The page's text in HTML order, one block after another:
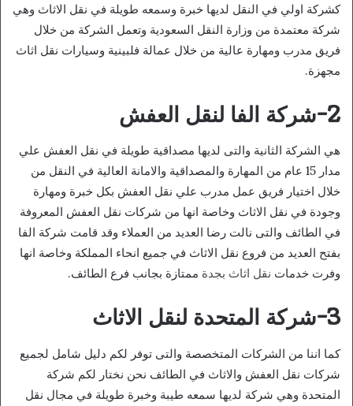
كشركة اولي في النقل لديها خبرة وسمعه طويلة في نقل الاثاث وهي
شركة معتمدة من وزارة النقل السعودية وتعمل الشركة من خلال
فريق مدرب ومهارة عالية من خلال عمالة فلبينية وسيارات نقل اثاث
مجهزة.
2-شركة الفا لنقل العفش
هي الشركة الثانية والتى لديها مصداقية طويلة في نقل العفش علي
مدار 15 عام من المهارة والمصداقية والامانة العالية في النقل من
خلال اختيار فريق عمل مدرب علي نقل العفش بكل خبرة ومهارة
وجودة في نقل الاثاث وخاصة انها من شركات نقل العفش المعروفة
في الطائف والتى نالت رضا العديد من العملاء وقد قامت شركة الفا
بفتح العديد من فروع نقل الاثاث في جميع انحاء المملكة وخاصة انها
وفرت خدمات نقل اثاث بجدة ممتازة بجانب فرع الطائف.
3-شركة المتحدة لنقل الاثاث
كما اننا من الشركات المتخصصة والتى توفر لكم دليل شامل لجميع
شركات نقل العفش والاثاث في الطائف نحن نختار لكم شركة
المتحدة وهي شركة لديها سمعه طيبة وخبرة طويلة في مجال نقل